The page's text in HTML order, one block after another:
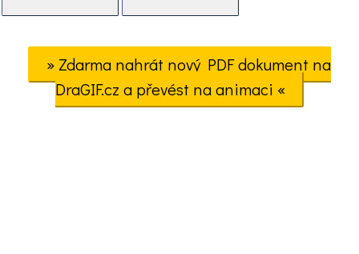
» Zdarma nahrát nový PDF dokument na
DraGIF.cz a převést na animaci «